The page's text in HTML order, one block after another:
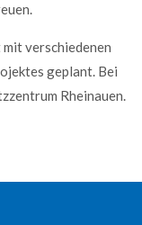
verschiedenen
geplant. Bei
Rheinauen.